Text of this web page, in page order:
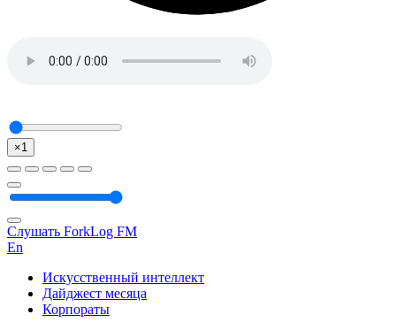
×1
Слушать ForkLog FM
En
Искусственный интеллект
Дайджест месяца
Корпораты